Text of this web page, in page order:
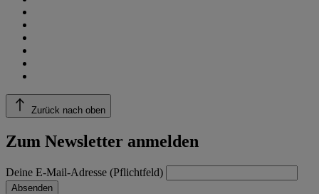
Zurück nach oben
Zum Newsletter anmelden
Deine E-Mail-Adresse (Pflichtfeld)
Absenden